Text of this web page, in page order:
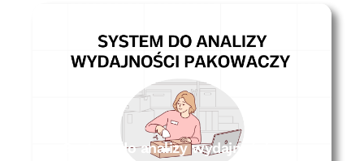
System do analizy wydajności